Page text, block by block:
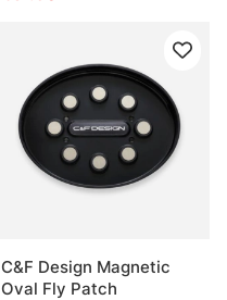
C&F Design Magnetic
Oval Fly Patch